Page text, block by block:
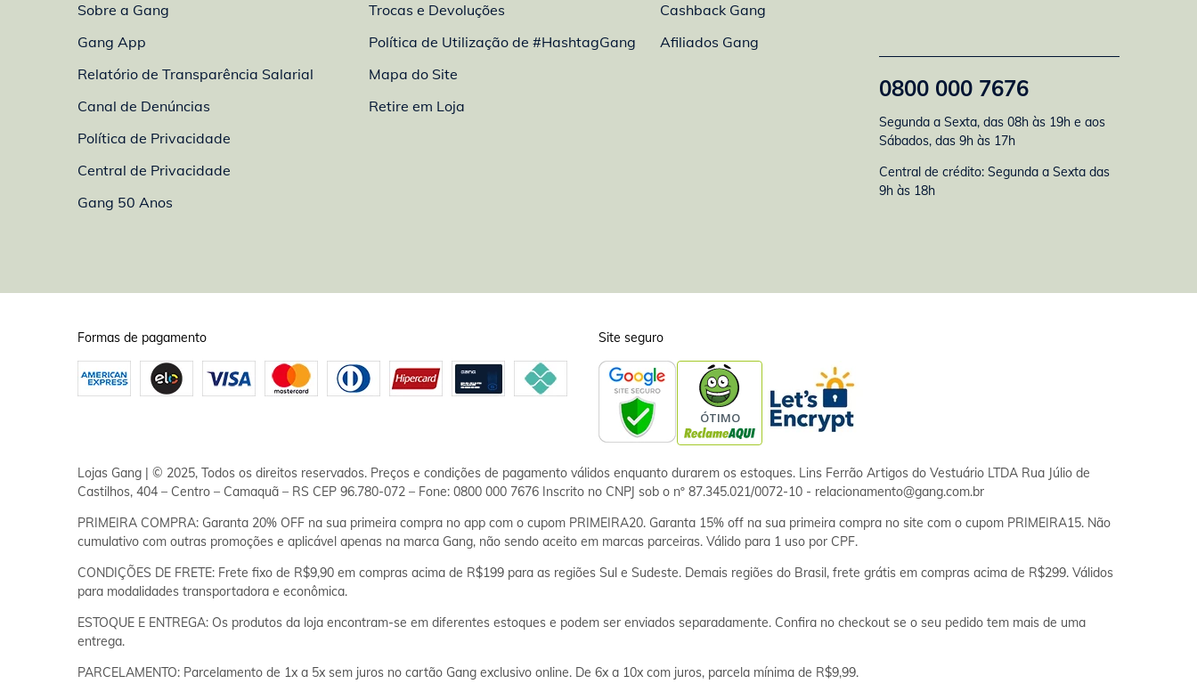
Sobre a Gang
Gang App
Relatório de Transparência Salarial
Canal de Denúncias
Política de Privacidade
Central de Privacidade
Gang 50 Anos
Trocas e Devoluções
Política de Utilização de #HashtagGang
Mapa do Site
Retire em Loja
Cashback Gang
Afiliados Gang
0800 000 7676
Segunda a Sexta, das 08h às 19h e aos
Sábados, das 9h às 17h
Central de crédito: Segunda a Sexta das
9h às 18h
Formas de pagamento Site seguro
Lojas Gang | © 2025, Todos os direitos reservados. Preços e condições de pagamento válidos enquanto durarem os estoques. Lins Ferrão Artigos do Vestuário LTDA Rua Júlio de
Castilhos, 404 – Centro – Camaquã – RS CEP 96.780-072 – Fone: 0800 000 7676 Inscrito no CNPJ sob o nº 87.345.021/0072-10 - relacionamento@gang.com.br
PRIMEIRA COMPRA: Garanta 20% OFF na sua primeira compra no app com o cupom PRIMEIRA20. Garanta 15% off na sua primeira compra no site com o cupom PRIMEIRA15. Não
cumulativo com outras promoções e aplicável apenas na marca Gang, não sendo aceito em marcas parceiras. Válido para 1 uso por CPF.
CONDIÇÕES DE FRETE: Frete fixo de R$9,90 em compras acima de R$199 para as regiões Sul e Sudeste. Demais regiões do Brasil, frete grátis em compras acima de R$299. Válidos
para modalidades transportadora e econômica.
ESTOQUE E ENTREGA: Os produtos da loja encontram-se em diferentes estoques e podem ser enviados separadamente. Confira no checkout se o seu pedido tem mais de uma
entrega.
PARCELAMENTO: Parcelamento de 1x a 5x sem juros no cartão Gang exclusivo online. De 6x a 10x com juros, parcela mínima de R$9,99.